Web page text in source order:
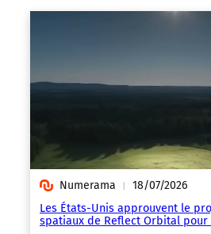
Numerama | 18/07/2026
Les États-Unis approuvent le
spatiaux de Reflect Orbital